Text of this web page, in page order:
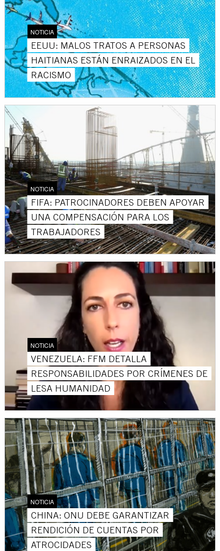
NOTICIA
EEUU: MALOS TRATOS A PERSONAS
HAITIANAS ESTÁN ENRAIZADOS EN EL
RACISMO
NOTICIA
FIFA: PATROCINADORES DEBEN APOYAR
UNA COMPENSACIÓN PARA LOS
TRABAJADORES
NOTICIA
VENEZUELA: FFM DETALLA
RESPONSABILIDADES POR CRÍMENES DE
LESA HUMANIDAD
NOTICIA
CHINA: ONU DEBE GARANTIZAR
RENDICIÓN DE CUENTAS POR
ATROCIDADES